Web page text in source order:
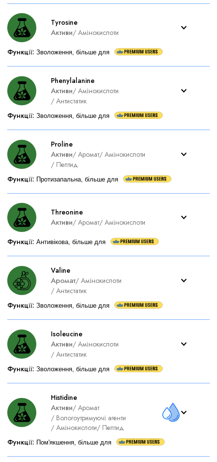
Tyrosine
Активи/ Амінокислоти
Функції: Зволоження, більше для
Phenylalanine
Активи/ Амінокислоти
/ Антистатик
Функції: Зволоження, більше для
Proline
Активи/ Аромат/ Амінокислоти
/ Пептид
Функції: Протизапальна, більше для
Threonine
Активи/ Аромат/ Амінокислоти
Функції: Антивікова, більше для
Valine
Аромат/ Амінокислоти
/ Антистатик
Функції: Зволоження, більше для
Isoleucine
Активи/ Амінокислоти
/ Антистатик
Функції: Зволоження, більше для
Histidine
Активи/ Аромат
/ Вологоутримуючі агенти
/ Амінокислоти/ Пептид
Функції: Пом'якшення, більше для